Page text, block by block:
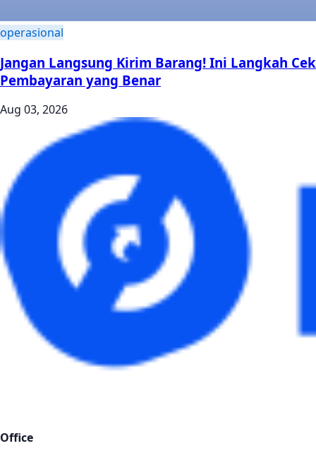
operasional
Jangan Langsung Kirim Barang! Ini Langkah Cek
Pembayaran yang Benar
Aug 03, 2026
Office